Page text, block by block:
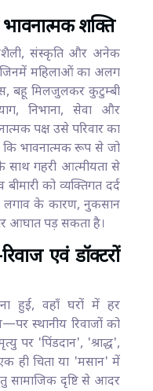
शक्ति
संस्कृति और अनेक
जिनमें महिलाओं का अलग
बहू मिलजुलकर कुटुम्बी
निभाना, सेवा और
पक्ष उसे परिवार का
कि भावनात्मक रूप से जो
साथ गहरी आत्मीयता से
को व्यक्तिगत दर्द
के कारण, नुकसान
आघात पड़ सकता है।
एवं डॉक्टरों
हुई, वहाँ घरों में हर
स्थानीय रिवाजों को
पर 'पिंडदान', 'श्राद्ध',
ही चिता या 'मसान' में
सामाजिक दृष्टि से आदर